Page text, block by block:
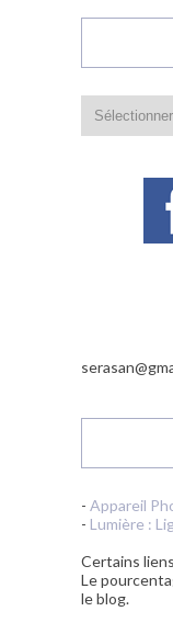
- Appareil
- Lumière :
Certains
Le
le blog.